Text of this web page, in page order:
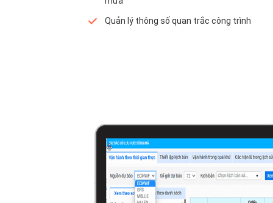
Quản lý thông số quan trắc công trình